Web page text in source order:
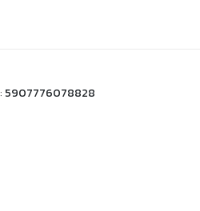
5907776078828